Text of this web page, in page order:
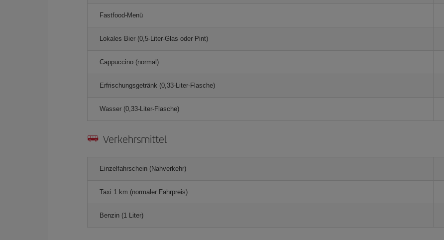
Fastfood-Menü
Lokales Bier (0,5-Liter-Glas oder Pint)
Cappuccino (normal)
Erfrischungsgetränk (0,33-Liter-Flasche)
Wasser (0,33-Liter-Flasche)
Verkehrsmittel
Einzelfahrschein (Nahverkehr)
Taxi 1 km (normaler Fahrpreis)
Benzin (1 Liter)